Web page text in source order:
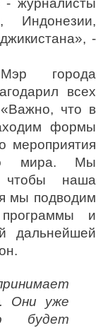
Индонезии,
-
города
всех
что в
формы
мероприятия
мира. Мы
чтобы наша
мы подводим
и
дальнейшей
Они уже
будет